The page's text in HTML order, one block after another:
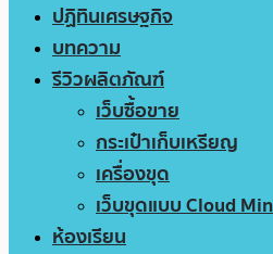
ปฏิทินเศรษฐกิจ
บทความ
รีวิวผลิตภัณฑ์
เว็บซื้อขาย
กระเป๋าเก็บเหรียญ
เครื่องขุด
เว็บขุดแบบ Cloud
ห้องเรียน